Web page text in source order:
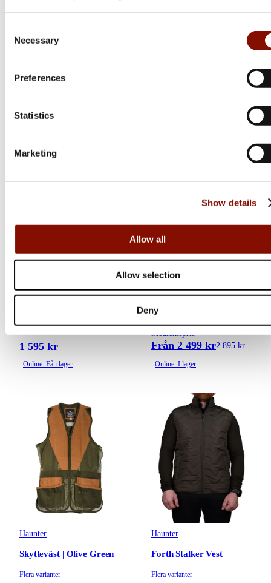
Selection
Necessary
Preferences
Statistics
Marketing
Show details
Allow all
Allow selection
Deny
Women | Leather Brown
2 995 kr
High Vis Orange
Uniform Pro 20.20 |
1 595 kr
Online: Få i lager
Härkila
Kamko fleece väst |
Flera varianter
Medlemspris
Från 2 499 kr2 895 kr
Online: I lager
Haunter
Skytteväst | Olive Green
Flera varianter
Haunter
Forth Stalker Vest
Flera varianter